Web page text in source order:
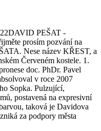
PEŠAT -
prosím pozvání na
Nese název KŘEST, a
Červeném kostele. 1.
doc. PhDr. Pavel
v roce 2007
Sopka. Pulzující,
postavená na expresivní
taková je Davidova
za podpory města